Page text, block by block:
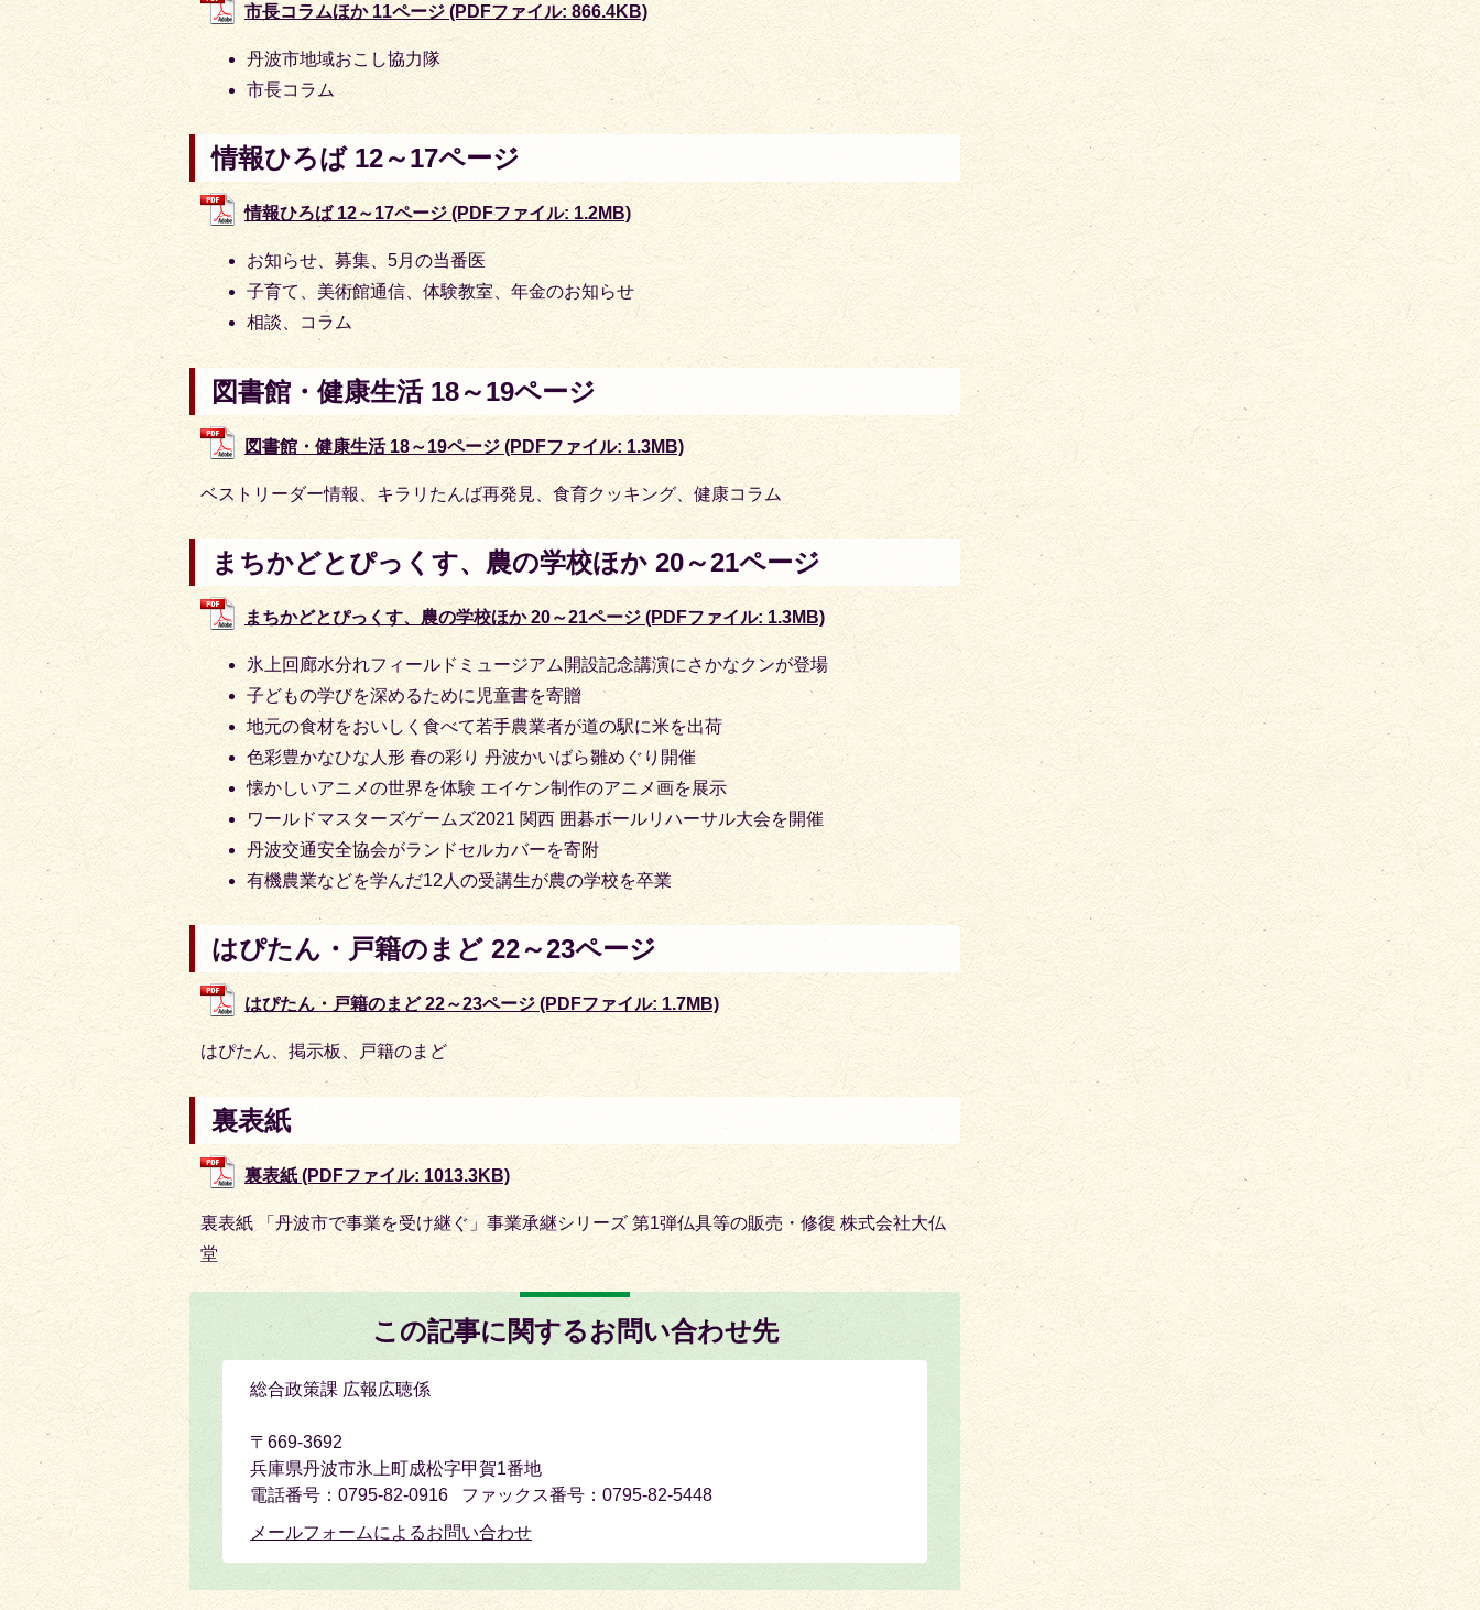
市長コラムほか 11ページ (PDFファイル: 866.4KB)
丹波市地域おこし協力隊
市長コラム
情報ひろば 12～17ページ
情報ひろば 12～17ページ (PDFファイル: 1.2MB)
お知らせ、募集、5月の当番医
子育て、美術館通信、体験教室、年金のお知らせ
相談、コラム
図書館・健康生活 18～19ページ
図書館・健康生活 18～19ページ (PDFファイル: 1.3MB)
ベストリーダー情報、キラリたんば再発見、食育クッキング、健康コラム
まちかどとぴっくす、農の学校ほか 20～21ページ
まちかどとぴっくす、農の学校ほか 20～21ページ (PDFファイル: 1.3MB)
氷上回廊水分れフィールドミュージアム開設記念講演にさかなクンが登場
子どもの学びを深めるために児童書を寄贈
地元の食材をおいしく食べて若手農業者が道の駅に米を出荷
色彩豊かなひな人形 春の彩り 丹波かいばら雛めぐり開催
懐かしいアニメの世界を体験 エイケン制作のアニメ画を展示
ワールドマスターズゲームズ2021 関西 囲碁ボールリハーサル大会を開催
丹波交通安全協会がランドセルカバーを寄附
有機農業などを学んだ12人の受講生が農の学校を卒業
はぴたん・戸籍のまど 22～23ページ
はぴたん・戸籍のまど 22～23ページ (PDFファイル: 1.7MB)
はぴたん、掲示板、戸籍のまど
裏表紙
裏表紙 (PDFファイル: 1013.3KB)
裏表紙 「丹波市で事業を受け継ぐ」事業承継シリーズ 第1弾仏具等の販売・修復 株式会社大仏
堂
この記事に関するお問い合わせ先
総合政策課 広報広聴係
〒669-3692
兵庫県丹波市氷上町成松字甲賀1番地
電話番号：0795-82-0916 ファックス番号：0795-82-5448
メールフォームによるお問い合わせ